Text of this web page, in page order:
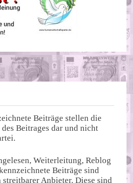
Beiträge stellen die
Beitrages dar und nicht
Weiterleitung, Reblog
Beiträge sind
streitbarer Anbieter. Diese sind